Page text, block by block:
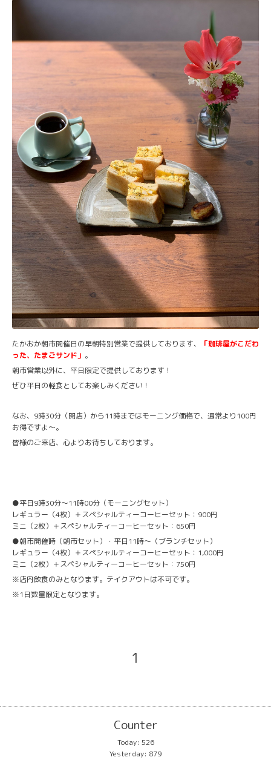
たかおか朝市開催日の早朝特別営業で提供しております、
「珈琲屋がこだわ
った、たまごサンド」 。
朝市営業以外に、平日限定で提供しております！
ぜひ平日の軽食としてお楽しみください！
なお、9時30分（開店）から11時まではモーニング価格で、通常より100円
お得ですよ〜。
皆様のご来店、心よりお待ちしております。
●平日9時30分〜11時00分（モーニングセット）
レギュラー（4枚）＋スペシャルティーコーヒーセット：900円
ミニ（2枚）＋スペシャルティーコーヒーセット：650円
●朝市開催時（朝市セット）・平日11時〜（ブランチセット）
レギュラー（4枚）＋スペシャルティーコーヒーセット：1,000円
ミニ（2枚）＋スペシャルティーコーヒーセット：750円
※店内飲食のみとなります。テイクアウトは不可です。
※1日数量限定となります。
1
Counter
Today: 526
Yesterday: 879